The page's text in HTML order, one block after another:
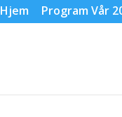
Hjem Program Vår